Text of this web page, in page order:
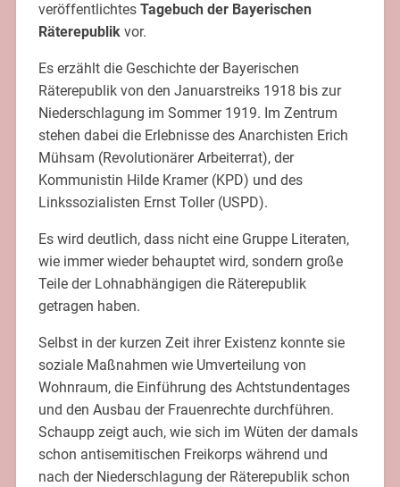
veröffentlichtes Tagebuch der Bayerischen
Räterepublikvor.
Es erzählt die Geschichte der Bayerischen
Räterepublik von den Januarstreiks 1918 bis zur
Niederschlagung im Sommer 1919. Im Zentrum
stehen dabei die Erlebnisse des Anarchisten Erich
Mühsam (Revolutionärer Arbeiterrat), der
Kommunistin Hilde Kramer (KPD) und des
Linkssozialisten Ernst Toller (USPD).
Es wird deutlich, dass nicht eine Gruppe Literaten,
wie immer wieder behauptet wird, sondern große
Teile der Lohnabhängigen die Räterepublik
getragen haben.
Selbst in der kurzen Zeit ihrer Existenz konnte sie
soziale Maßnahmen wie Umverteilung von
Wohnraum, die Einführung des Achtstundentages
und den Ausbau der Frauenrechte durchführen.
Schaupp zeigt auch, wie sich im Wüten der damals
schon antisemitischen Freikorps während und
nach der Niederschlagung der Räterepublik schon